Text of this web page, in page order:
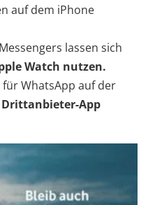
auf dem iPhone
lassen sich
Watch nutzen.
WhatsApp auf der
App